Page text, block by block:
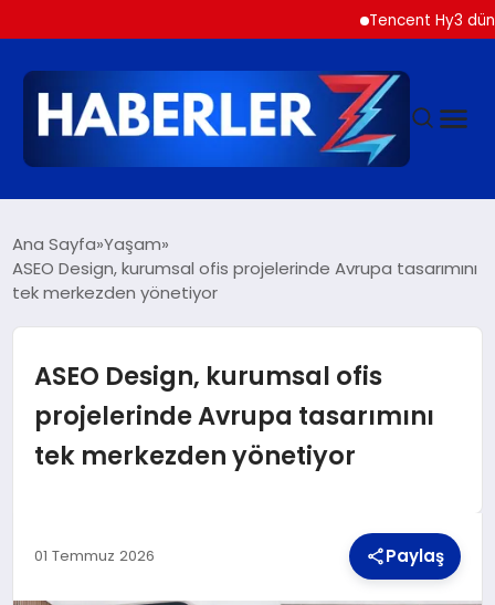
Tencent Hy3 dünya
SIYASET
DÜNYA
EKONOMI
TEKNOLOJI
Ana Sayfa Yaşam
ASEO Design, kurumsal ofis projelerinde Avrupa tasarımını
tek merkezden yönetiyor
ASEO Design, kurumsal ofis
projelerinde Avrupa tasarımını
tek merkezden yönetiyor
01 Temmuz 2026 Paylaş